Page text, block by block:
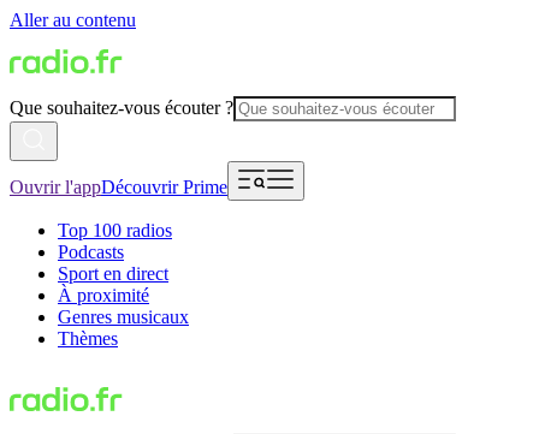
Aller au contenu
Que souhaitez-vous écouter ?
Ouvrir l'appDécouvrir Prime
Top 100 radios
Podcasts
Sport en direct
À proximité
Genres musicaux
Thèmes